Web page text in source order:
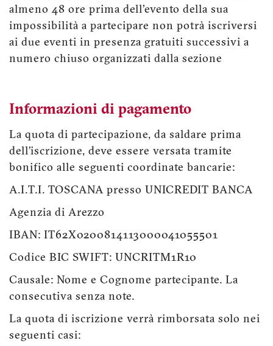
almeno 48 ore prima dell'evento della sua
impossibilità a partecipare non potrà iscriversi
ai due eventi in presenza gratuiti successivi a
numero chiuso organizzati dalla sezione
Informazioni di pagamento
La quota di partecipazione, da saldare prima
dell’iscrizione, deve essere versata tramite
bonifico alle seguenti coordinate bancarie:
A.I.T.I. TOSCANA presso UNICREDIT BANCA
Agenzia di Arezzo
IBAN: IT62X0200814113000041055501
Codice BIC SWIFT: UNCRITM1R10
Causale: Nome e Cognome partecipante. La
consecutiva senza note.
La quota di iscrizione verrà rimborsata solo nei
seguenti casi: